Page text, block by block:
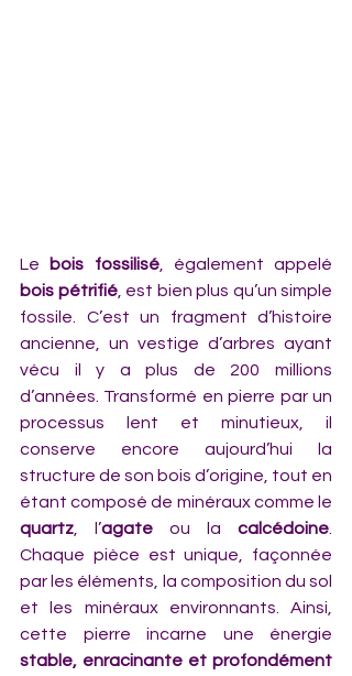
Le bois fossilisé
bois pétrifié, est bien plus qu’un simple
fossile. C’est un fragment d’histoire
ancienne, un vestige d’arbres ayant
vécu il y a plus de 200 millions
d’années. Transformé en pierre par un
processus lent et minutieux, il
conserve encore aujourd’hui la
structure de son bois d’origine, tout en
quartz , l’agate ou la calcédoine
Chaque pièce est unique, façonnée
par les éléments, la composition du sol
et les minéraux environnants. Ainsi,
stable, enracinante et profondément